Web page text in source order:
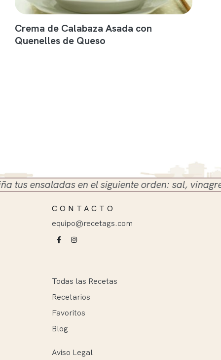
Crema de Calabaza Asada con
Quenelles de Queso
ensaladas en el siguiente orden: sal, vinagre y
CONTACTO
equipo@recetags.com
Todas las Recetas
Recetarios
Favoritos
Blog
Aviso Legal